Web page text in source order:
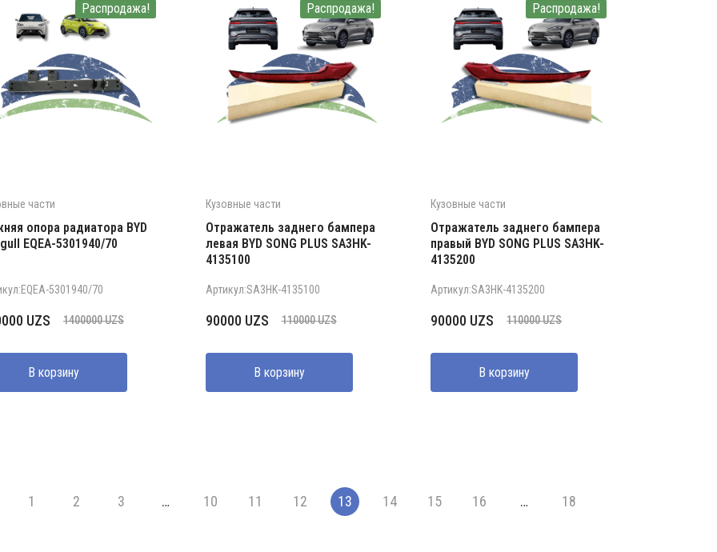
Распродажа!
части
опора радиатора BYD
EQEA-5301940/70
5301940/70
1400000UZS
UZS.
UZS
UZS.
В корзину
Распродажа!
Кузовные части
Отражатель заднего бампера
левая BYD SONG PLUS SA3HK-
4135100
Артикул:SA3HK-4135100
110000UZS
Первоначальная
составляла
110000 UZS.
90000 UZS
Текущая
90000 UZS.
В корзину
Распродажа!
Кузовные части
Отражатель заднего бампера
правый BYD SONG PLUS SA3HK-
4135200
Артикул:SA3HK-4135200
110000UZS
Первоначальная
составляла
110000 UZS.
90000 UZS
Текущая
90000 UZS.
В корзину
1 2 3 … 10 11 12 13 14 15 16 … 18